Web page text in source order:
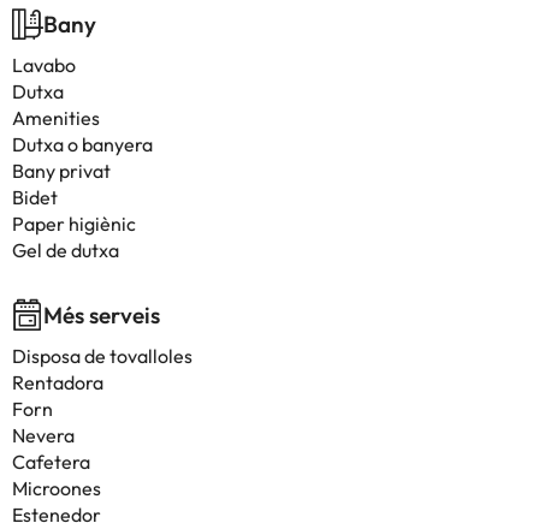
Bany
Lavabo
Dutxa
Amenities
Dutxa o banyera
Bany privat
Bidet
Paper higiènic
Gel de dutxa
Més serveis
Disposa de tovalloles
Rentadora
Forn
Nevera
Cafetera
Microones
Estenedor